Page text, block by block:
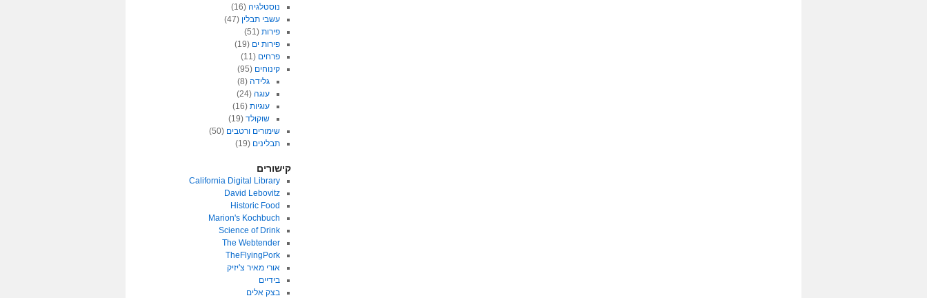
נוסטלגיה(16)
עשבי תבלין (47)
פירות(51)
פירות ים (19)
פרחים (11)
קינוחים (95)
גלידה (8)
עוגה (24)
עוגיות (16)
שוקולד (19)
שימורים ורטבים (50)
תבלינים (19)
קישורים
California Digital Library
David Lebovitz
Historic Food
Marion's Kochbuch
Science of Drink
The Webtender
TheFlyingPork
אורי מאיר צ'יזיק
בידיים
בצק אלים